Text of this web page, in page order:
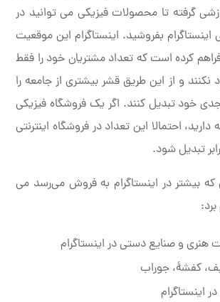
گرفته تا محصولات فیزیکی می توانید در
بفروشید. اینستاگرام این موقعیت
فراهم کرده است که تعداد مشتریان خود را فقط
و از این طریق قشر بیشتری از جامعه را
خود تبدیل کنند. اگر یک فروشگاه فیزیکی
دارید، احتمالا این تعداد در فروشگاه اینترنتی
تبدیل شود.
بیشتر در اینستاگرام به فروش می‌رسد می
و صنایع دستی در اینستاگرام
کفشۀ، جوراب
اینستاگرام